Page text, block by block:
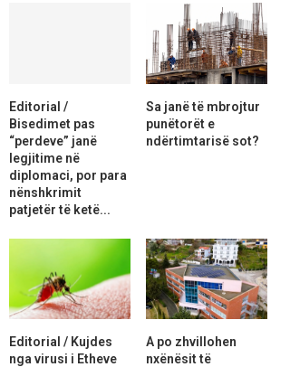
Editorial /
Bisedimet pas
“perdeve” janë
legjitime në
diplomaci, por para
nënshkrimit
patjetër të ketë...
Sa janë të mbrojtur
punëtorët e
ndërtimtarisë sot?
Editorial / Kujdes
nga virusi i Etheve
A po zhvillohen
nxënësit të